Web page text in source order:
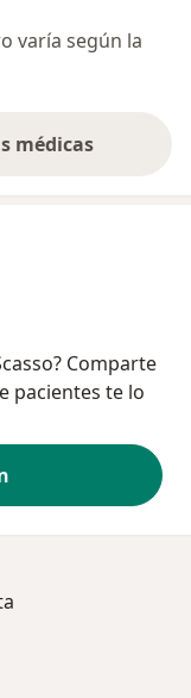
varía según la
médicas
Comparte
pacientes te lo